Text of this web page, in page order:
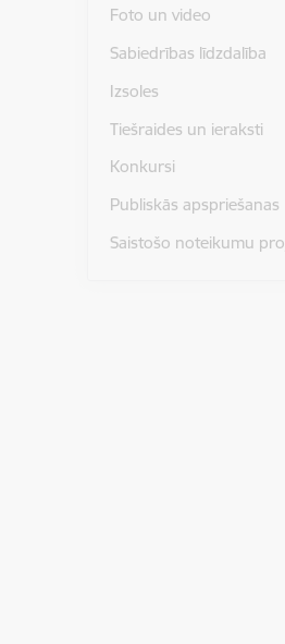
Foto un video
Sabiedrības līdzdalība
Izsoles
Tiešraides un ieraksti
Konkursi
Publiskās apspriešanas
Saistošo noteikumu